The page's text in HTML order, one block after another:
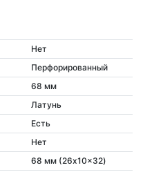
Нет
Перфорированный
68 мм
Латунь
Есть
Нет
68 мм (26x10x32)